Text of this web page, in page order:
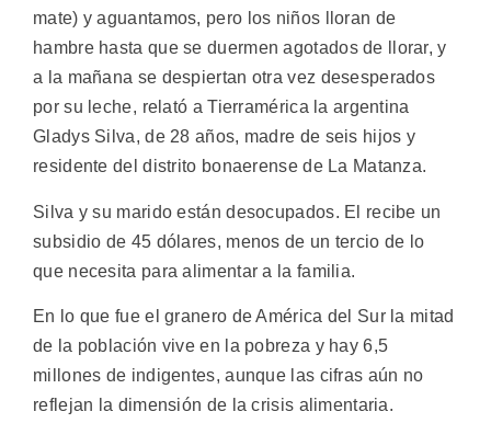
mate) y aguantamos, pero los niños lloran de
hambre hasta que se duermen agotados de llorar, y
a la mañana se despiertan otra vez desesperados
por su leche, relató a Tierramérica la argentina
Gladys Silva, de 28 años, madre de seis hijos y
residente del distrito bonaerense de La Matanza.
Silva y su marido están desocupados. El recibe un
subsidio de 45 dólares, menos de un tercio de lo
que necesita para alimentar a la familia.
En lo que fue el granero de América del Sur la mitad
de la población vive en la pobreza y hay 6,5
millones de indigentes, aunque las cifras aún no
reflejan la dimensión de la crisis alimentaria.